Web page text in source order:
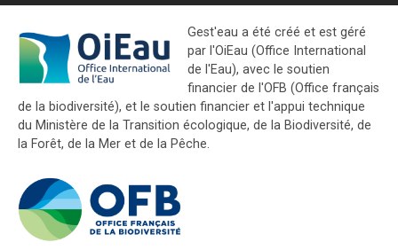
Gest'eau a été créé et est géré
par l'OiEau (Office International
de l'Eau), avec le soutien
financier de l'OFB (Office français
de la biodiversité), et le soutien financier et l'appui technique
du Ministère de la Transition écologique, de la Biodiversité, de
la Forêt, de la Mer et de la Pêche.